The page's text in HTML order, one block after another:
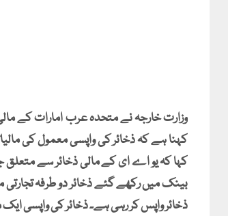
وزارت خارجہ نے متحدہ عرب امارات کے
کہنا ہے کہ ذخائر کی واپسی معمول کی
کہا کہ یو اے ای کے مالی ذخائر سے
بینک میں رکھے گئے ذخائر دو طرفہ
ذخائر واپس کر رہی ہے۔ ذخائر کی واپسی